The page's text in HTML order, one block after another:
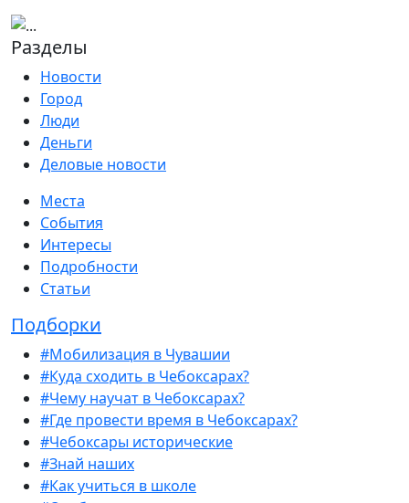
Разделы
Новости
Город
Люди
Деньги
Деловые новости
Места
События
Интересы
Подробности
Статьи
Подборки
#Мобилизация в Чувашии
#Куда сходить в Чебоксарах?
#Чему научат в Чебоксарах?
#Где провести время в Чебоксарах?
#Чебоксары исторические
#Знай наших
#Как учиться в школе